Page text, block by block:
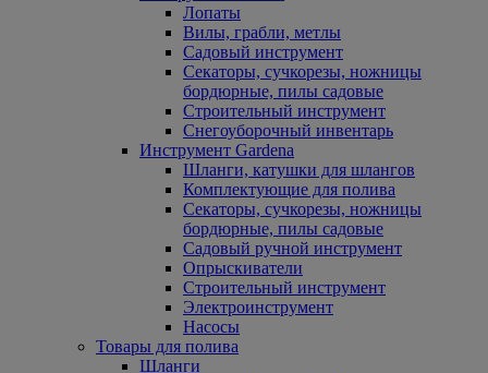
Лопаты
Вилы, грабли, метлы
Садовый инструмент
Секаторы, сучкорезы, ножницы
бордюрные, пилы садовые
Строительный инструмент
Снегоуборочный инвентарь
Инструмент Gardena
Шланги, катушки для шлангов
Комплектующие для полива
Секаторы, сучкорезы, ножницы
бордюрные, пилы садовые
Садовый ручной инструмент
Опрыскиватели
Строительный инструмент
Электроинструмент
Насосы
Товары для полива
Шланги